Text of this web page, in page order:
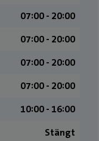
07:00 ­- 20:00
07:00 ­- 20:00
07:00 ­- 20:00
07:00 ­- 20:00
10:00 ­- 16:00
Stängt